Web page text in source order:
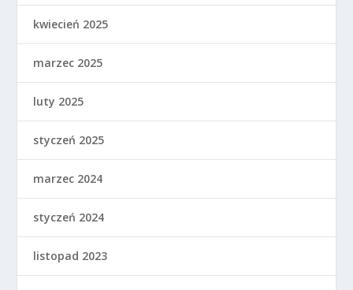
kwiecień 2025
marzec 2025
luty 2025
styczeń 2025
marzec 2024
styczeń 2024
listopad 2023